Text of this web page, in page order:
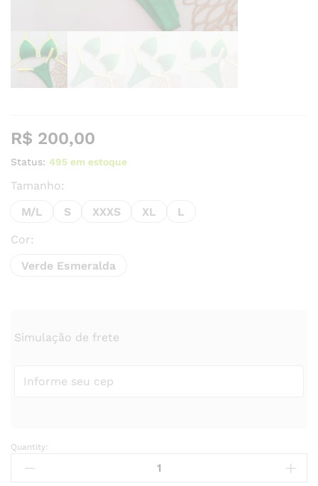
R$ 200,00
Status: 495 em estoque
Tamanho:
M/L
S XXXS XL L
Cor:
Verde Esmeralda
Simulação de frete
Biquíni
sexy
Quantity: